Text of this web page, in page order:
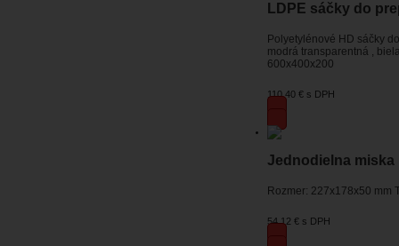
LDPE sáčky do
Polyetylénové HD sáčky
modrá transparentná ,
600x400x200
110,40 € s DPH
Jednodielna miska
Rozmer: 227x178x50 mm
54,12 € s DPH